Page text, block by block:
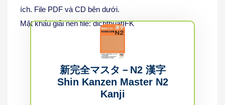
ích. File PDF và CD bên dưới.
Mật khẩu giải nén file: dichthuatIFK
新完全マスタ－N2 漢字
Shin Kanzen Master N2
Kanji